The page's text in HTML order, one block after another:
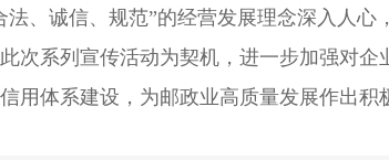
法、诚信、规范”的经营发展理念深入人心
次系列宣传活动为契机，进一步加强对
用体系建设，为邮政业高质量发展作出积